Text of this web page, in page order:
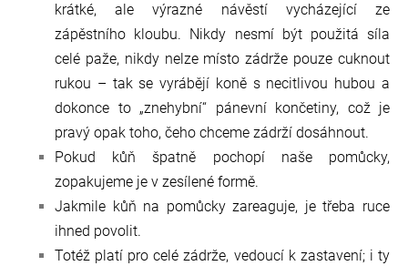
krátké, ale výrazné návěstí vycházející ze
zápěstního kloubu. Nikdy nesmí být použitá síla
celé paže, nikdy nelze místo zádrže pouze cuknout
rukou – tak se vyrábějí koně s necitlivou hubou a
dokonce to „znehybní“ pánevní končetiny, což je
pravý opak toho, čeho chceme zádrží dosáhnout.
Pokud kůň špatně pochopí naše pomůcky,
zopakujeme je v zesílené formě.
Jakmile kůň na pomůcky zareaguje, je třeba ruce
ihned povolit.
Totéž platí pro celé zádrže, vedoucí k zastavení; i ty